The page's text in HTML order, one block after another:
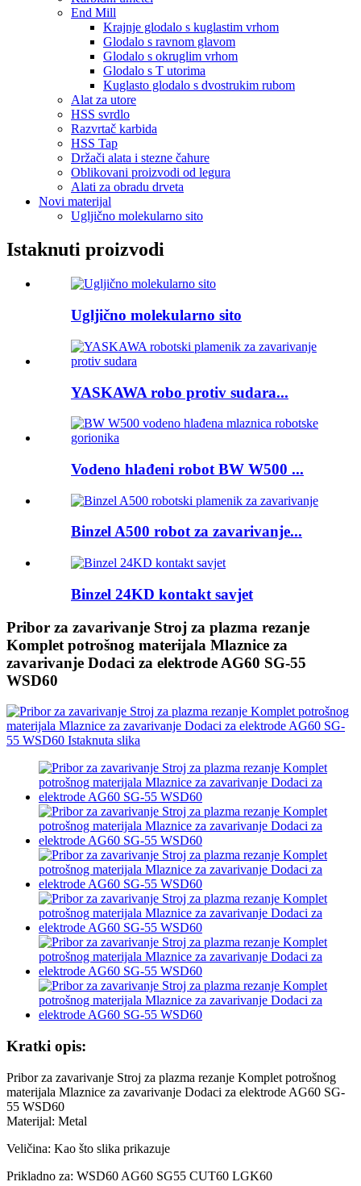
End Mill
Krajnje glodalo s kuglastim vrhom
Glodalo s ravnom glavom
Glodalo s okruglim vrhom
Glodalo s T utorima
Kuglasto glodalo s dvostrukim rubom
Alat za utore
HSS svrdlo
Razvrtač karbida
HSS Tap
Držači alata i stezne čahure
Oblikovani proizvodi od legura
Alati za obradu drveta
Novi materijal
Ugljično molekularno sito
Istaknuti proizvodi
Ugljično molekularno sito
YASKAWA robo protiv sudara...
Vodeno hlađeni robot BW W500 ...
Binzel A500 robot za zavarivanje...
Binzel 24KD kontakt savjet
Pribor za zavarivanje Stroj za plazma rezanje
Komplet potrošnog materijala Mlaznice za
zavarivanje Dodaci za elektrode AG60 SG-55
WSD60
Kratki opis:
Pribor za zavarivanje Stroj za plazma rezanje Komplet potrošnog
materijala Mlaznice za zavarivanje Dodaci za elektrode AG60 SG-
55 WSD60
Materijal: Metal
Veličina: Kao što slika prikazuje
Prikladno za: WSD60 AG60 SG55 CUT60 LGK60